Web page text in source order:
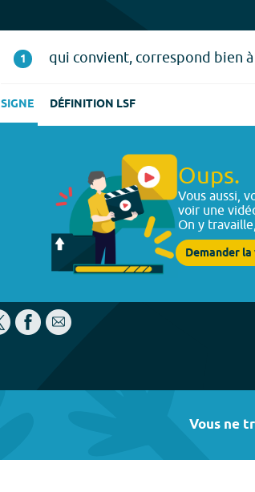
1 qui convient, correspond bien
SIGNE DÉFINITION LSF
Oups.
Vous aussi,
voir une
On y
Demander
Vous ne